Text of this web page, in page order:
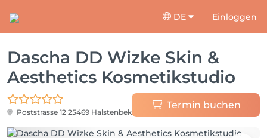
DE Einloggen
Dascha DD Wizke Skin &
Aesthetics Kosmetikstudio
Poststrasse 12 25469 Halstenbek
Termin buchen